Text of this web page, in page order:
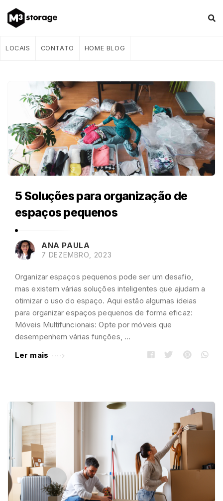
LOCAIS CONTATO HOME BLOG
s
o
r
5 Soluções para organização de
espaços pequenos
ANA PAULA
7 DEZEMBRO, 2023
Organizar espaços pequenos pode ser um desafio,
mas existem várias soluções inteligentes que ajudam a
otimizar o uso do espaço. Aqui estão algumas ideias
para organizar espaços pequenos de forma eficaz:
Móveis Multifuncionais: Opte por móveis que
desempenhem várias funções, …
Ler mais